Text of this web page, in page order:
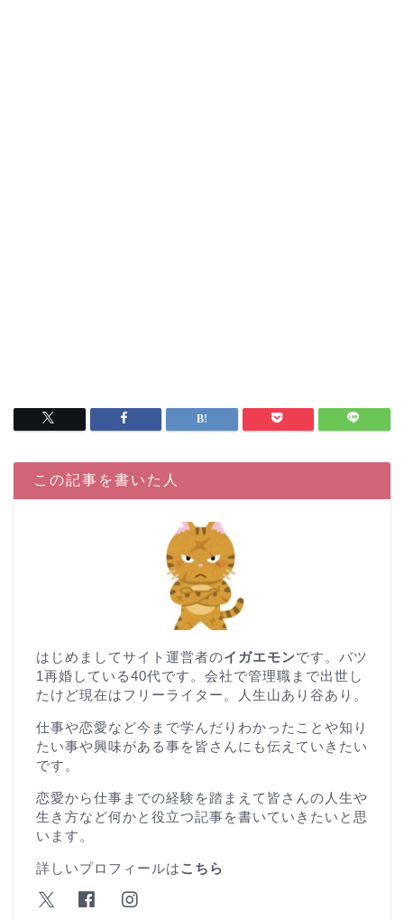
この記事を書いた人
はじめましてサイト運営者のイガエモンです。バツ
1再婚している40代です。会社で管理職まで出世し
たけど現在はフリーライター。人生山あり谷あり。
仕事や恋愛など今まで学んだりわかったことや知り
たい事や興味がある事を皆さんにも伝えていきたい
です。
恋愛から仕事までの経験を踏まえて皆さんの人生や
生き方など何かと役立つ記事を書いていきたいと思
います。
詳しいプロフィールはこちら